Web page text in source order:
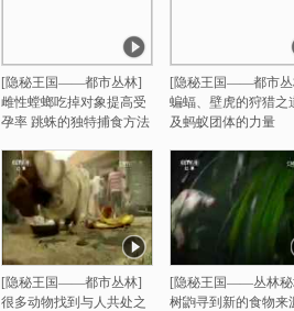
[隐秘王国——都市丛林]
雌性螳螂吃掉对象提高受
孕率 跳蛛的独特捕食方法
[隐秘王国——都市
蝙蝠、壁虎的狩猎之
及蚂蚁团体的力量
[隐秘王国——都市丛林]
很多动物找到与人共处之
[隐秘王国——丛林
树鼩寻到新的食物来